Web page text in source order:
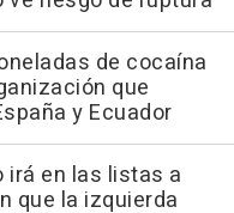
de cocaína
que
y Ecuador
irá en las listas a
que la izquierda